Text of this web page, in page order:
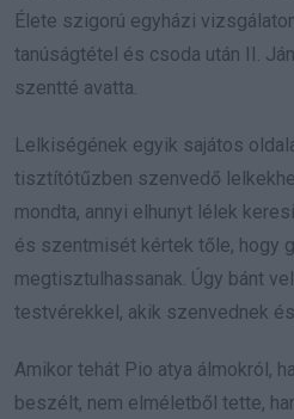
Élete szigorú egyházi
tanúságtétel és csoda után II.
szentté avatta.
Lelkiségének egyik sajátos
tisztítótűzben szenvedő
mondta, annyi elhunyt lélek
és szentmisét kértek tőle, hogy
megtisztulhassanak. Úgy bánt
testvérekkel, akik szenvednek
Amikor tehát Pio atya álmokról,
beszélt, nem elméletből tette,